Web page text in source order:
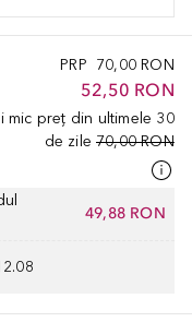
PRP 70,00 RON
52,50 RON
mic preț din ultimele 30
de zile 70,00 RON
49,88 RON